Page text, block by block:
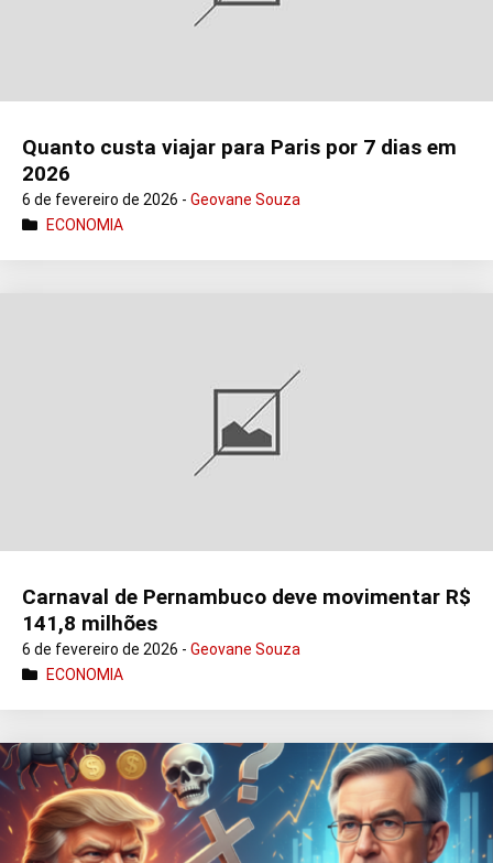
Quanto custa viajar para Paris por 7 dias em
2026
6 de fevereiro de 2026 - Geovane Souza
ECONOMIA
Carnaval de Pernambuco deve movimentar R$
141,8 milhões
6 de fevereiro de 2026 - Geovane Souza
ECONOMIA